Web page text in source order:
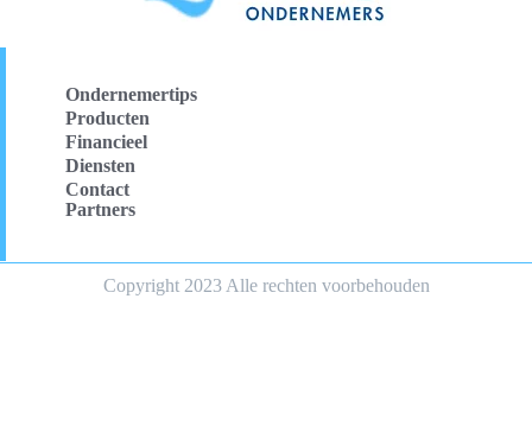
Ondernemertips
Producten
Financieel
Diensten
Contact
Partners
Copyright 2023 Alle rechten voorbehouden